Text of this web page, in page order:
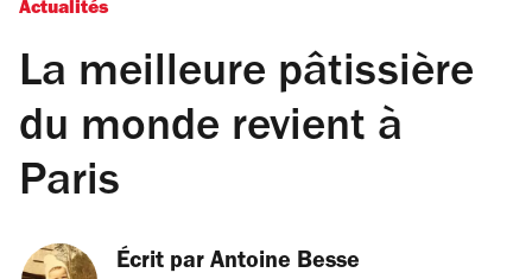
Actualités
La meilleure pâtissière
du monde revient à
Paris
Écrit par Antoine Besse